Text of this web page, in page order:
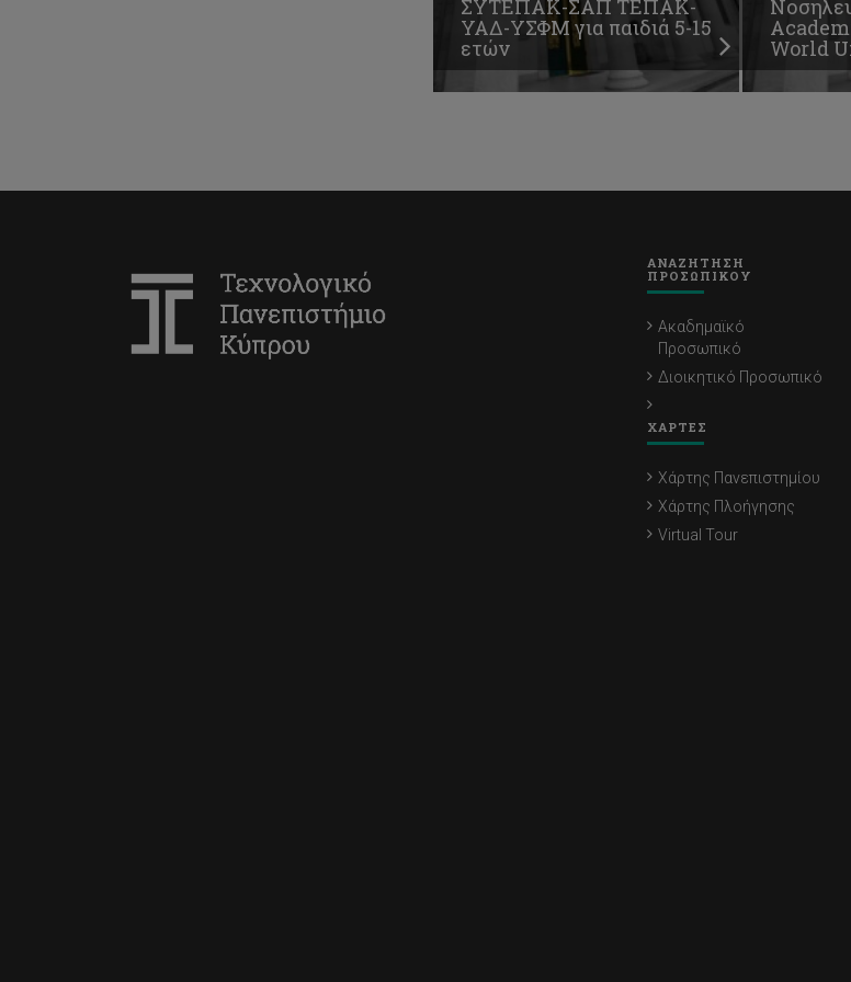
ΣΥΤΕΠΑΚ-ΣΑΠ ΤΕΠΑΚ-
ΥΑΔ-ΥΣΦΜ για παιδιά 5-15
ετών World
ΑΝΑΖΗΤΗΣΗ
ΠΡΟΣΩΠΙΚΟΥ
Ακαδημαϊκό
Προσωπικό
Διοικητικό Προσωπικό
ΧΑΡΤΕΣ
Χάρτης Πανεπιστημίου
Χάρτης Πλοήγησης
Virtual Tour